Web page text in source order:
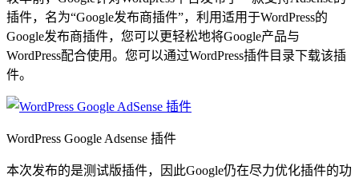
插件，名为“Google发布商插件”，利用适用于WordPress的
Google发布商插件，您可以更轻松地将Google产品与
WordPress配合使用。您可以通过WordPress插件目录下载该插
件。
WordPress Google Adsense 插件
本次发布的是测试版插件，因此Google仍在尽力优化插件的功